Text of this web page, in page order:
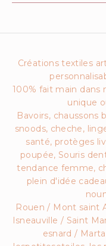
Créations textiles
100% fait main dans
unique
Bavoirs, chaussons
snoods, cheche,
santé, protèges
poupée, Souris
tendance femme,
plein d'idée
Rouen / Mont saint
Isneauville / Saint
esnard /